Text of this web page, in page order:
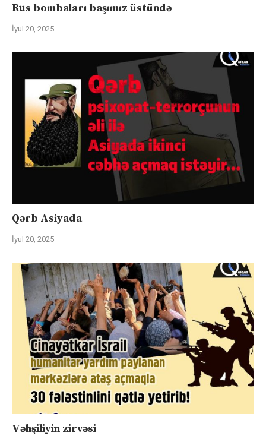
Rus bombaları başımız üstündə
İyul 20, 2025
Qərb Asiyada
İyul 20, 2025
Vəhşiliyin zirvəsi